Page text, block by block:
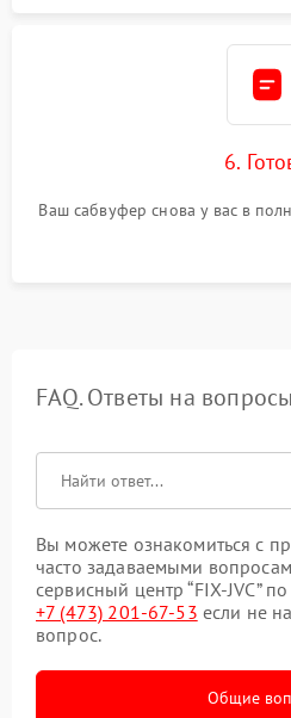
6.
Ваш сабвуфер снова у вас в
FAQ. Ответы на вопросы
Вы можете ознакомиться с
часто задаваемыми
сервисный центр “FIX-JVC”
+7 (473) 201-67-53 если не
вопрос.
Общие